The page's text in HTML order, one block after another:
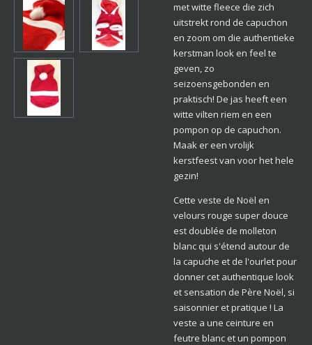
met witte fleece die zich
uitstrekt rond de capuchon
en zoom om die authentieke
kerstman look en feel te
geven, zo
seizoensgebonden en
praktisch! De jas heeft een
witte vilten riem en een
pompon op de capuchon.
Maak er een vrolijk
kerstfeest van voor het hele
gezin!
Cette veste de Noël en
velours rouge super douce
est doublée de molleton
blanc qui s'étend autour de
la capuche et de l'ourlet pour
donner cet authentique look
et sensation de Père Noël, si
saisonnier et pratique ! La
veste a une ceinture en
feutre blanc et un pompon